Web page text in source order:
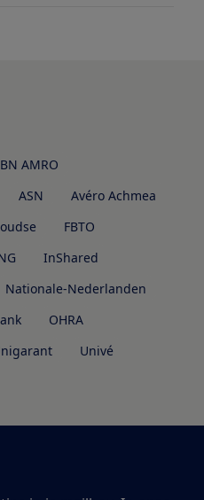
AMRO
ASN
Avéro Achmea
FBTO
InShared
Nationale-Nederlanden
OHRA
Univé